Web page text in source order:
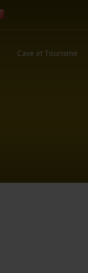
Cave et Tourisme